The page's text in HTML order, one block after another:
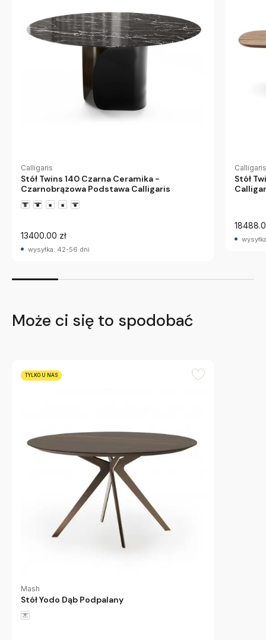
Calligaris
Stół Twins 140 Czarna Ceramika -
Czarnobrązowa Podstawa Calligaris
13400.00 zł
wysyłka: 42-56 dni
Calligaris
Stół
Może ci się to spodobać
TYLKO U NAS
Mash
Stół Yodo Dąb Podpalany